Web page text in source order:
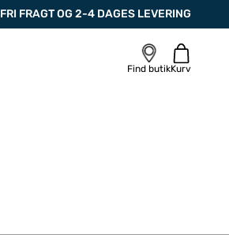
FRI FRAGT OG 2-4 DAGES LEVERING
Find butikKurv